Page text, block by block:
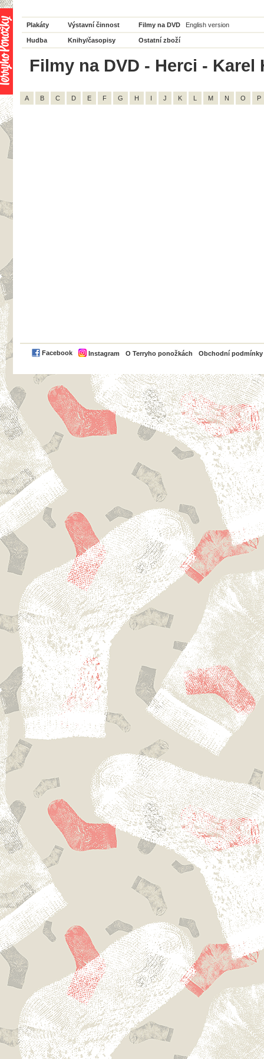
Plakáty Výstavní činnost Filmy na DVD English version
Hudba Knihy/časopisy Ostatní zboží
Filmy na DVD - Herci - Karel
A B C D E F G H I J K L M N O P
Facebook Instagram O Terryho ponožkách Obchodní podmínky
PayPal